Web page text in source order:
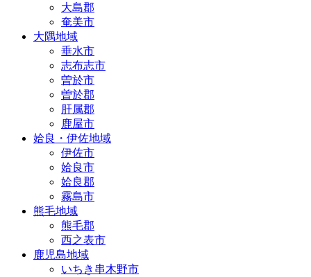
大島郡
奄美市
大隅地域
垂水市
志布志市
曽於市
曽於郡
肝属郡
鹿屋市
姶良・伊佐地域
伊佐市
姶良市
姶良郡
霧島市
熊毛地域
熊毛郡
西之表市
鹿児島地域
いちき串木野市